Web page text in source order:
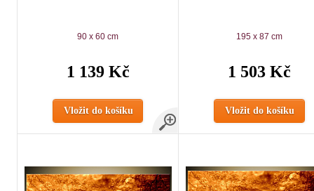
90 x 60 cm
1 139 Kč
Vložit do košíku
195 x 87 cm
1 503 Kč
Vložit do košíku